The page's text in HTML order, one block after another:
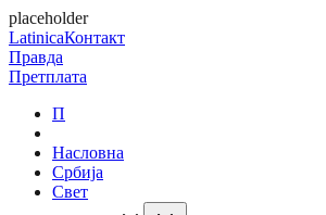
placeholder
LatinicaКонтакт
Правда
Претплата
П
Насловна
Србија
Свет